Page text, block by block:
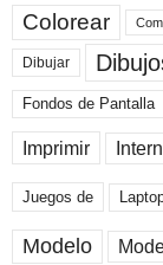
Colorear
Dibujar
Fondos de Pantalla
Imprimir
Juegos de
Modelo